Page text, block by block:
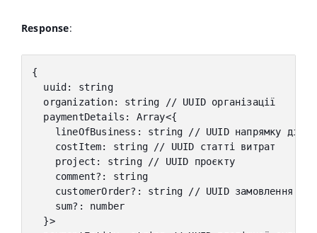
Response:
{
  uuid
:
string
  organization
: string
// UUID організації
  paymentDetails
: Array<{
    lineOfBusiness
: string // UUID напрямку
    costItem
: string
// UUID статті витрат
    project
: string
// UUID проєкту
    comment
? :
string
    customerOrder
? : string // UUID замовлення
    sum
? :
number
}>